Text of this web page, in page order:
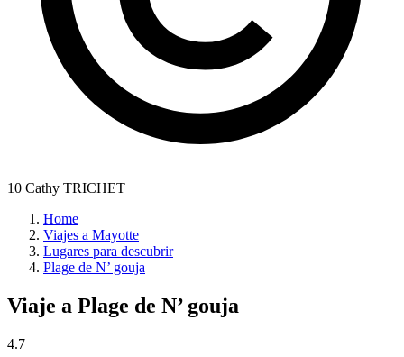
10 Cathy TRICHET
Home
Viajes a Mayotte
Lugares para descubrir
Plage de N’ gouja
Viaje a Plage de N’ gouja
4.7